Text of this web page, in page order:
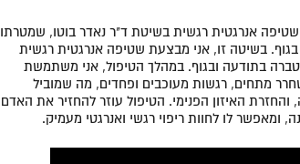
שטיפה אנרגטית רגשית בשיטת ד"ר נאדר בוטו, שמטרתו
בשיטה זו, אני מבצעת שטיפה אנרגטית רגשית
בתודעה ובגוף. במהלך הטיפול, אני משתמשת
מתחים, רגשות מעוכבים ופחדים, מה שמוביל
האיזון הפנימי. הטיפול עוזר להחזיר את האדם
ומאפשר לו לחוות ריפוי רגשי ואנרגטי מעמיק.